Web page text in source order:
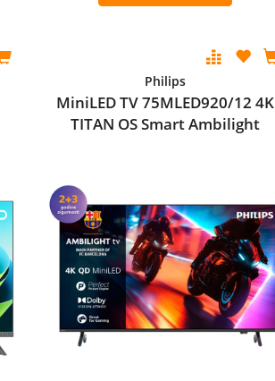
Philips
MiniLED TV 75MLED920/12 4K
TITAN OS Smart Ambilight